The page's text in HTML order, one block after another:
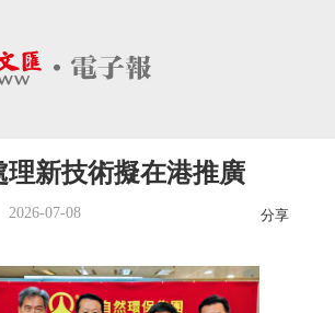
理新技術擬在港推廣
2026-07-08 分享